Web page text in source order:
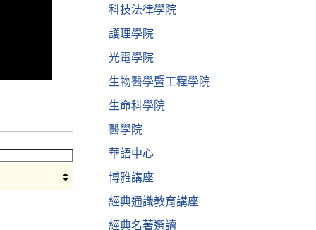
科技法律學院
護理學院
光電學院
生物醫學暨工程學院
生命科學院
醫學院
華語中心
博雅講座
經典通識教育講座
經典名著選讀